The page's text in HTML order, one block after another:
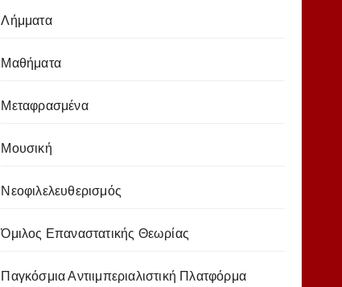
Λήμματα
Μαθήματα
Μεταφρασμένα
Μουσική
Νεοφιλελευθερισμός
Όμιλος Επαναστατικής Θεωρίας
Παγκόσμια Αντιιμπεριαλιστική Πλατφόρμα